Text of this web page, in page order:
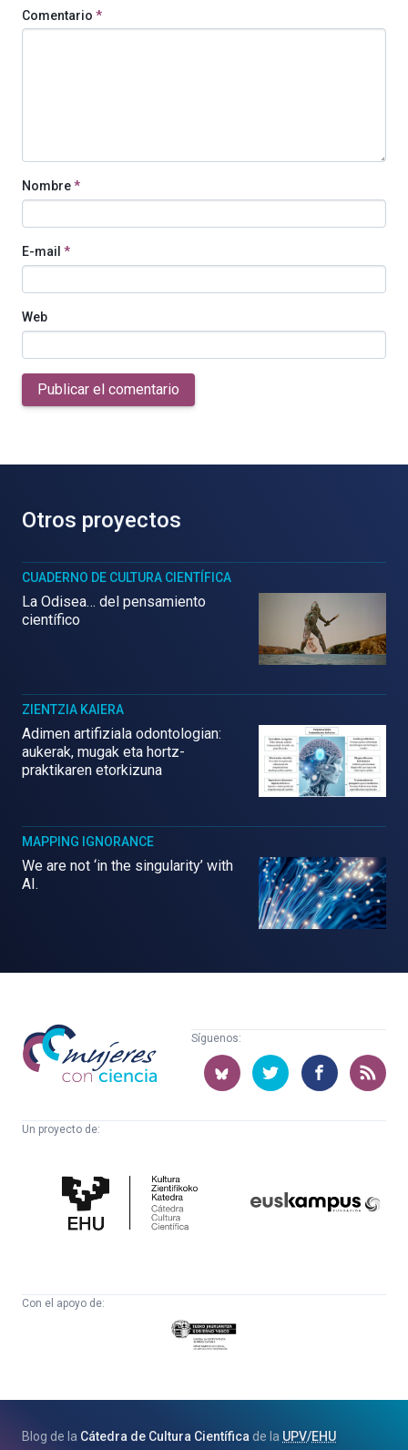
Comentario *
Nombre*
E-mail *
Web
Publicar el comentario
Otros proyectos
CUADERNO DE CULTURA CIENTÍFICA
La Odisea… del pensamiento
científico
ZIENTZIA KAIERA
Adimen artifiziala odontologian:
aukerak, mugak eta hortz-
praktikaren etorkizuna
MAPPING IGNORANCE
We are not ‘in the singularity’ with
AI.
Mujeres
con
ciencia
Síguenos:
Un proyecto de:
Cultura
Científica
Con el apoyo de:
Eusko
Jaurlaritza
eta
Blog de la Cátedra de Cultura Científicade la UPV/EHU